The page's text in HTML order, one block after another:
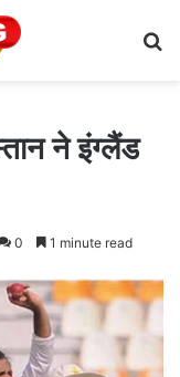
ने इंग्लैंड
0 1 minute read